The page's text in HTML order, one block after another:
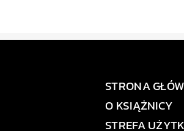
STRONA
O KSIĄŻNICY
STREFA